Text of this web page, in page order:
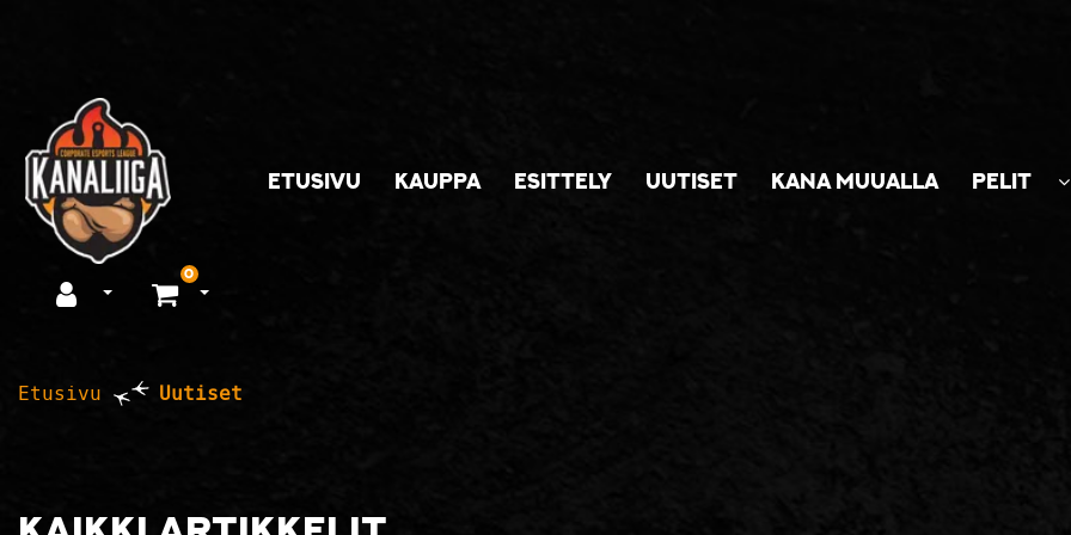
ETUSIVU KAUPPA ESITTELY UUTISET KANA MUUALLA PELIT
Avaa kirjautuminen
0
Avaa ostoskori
Etusivu Uutiset